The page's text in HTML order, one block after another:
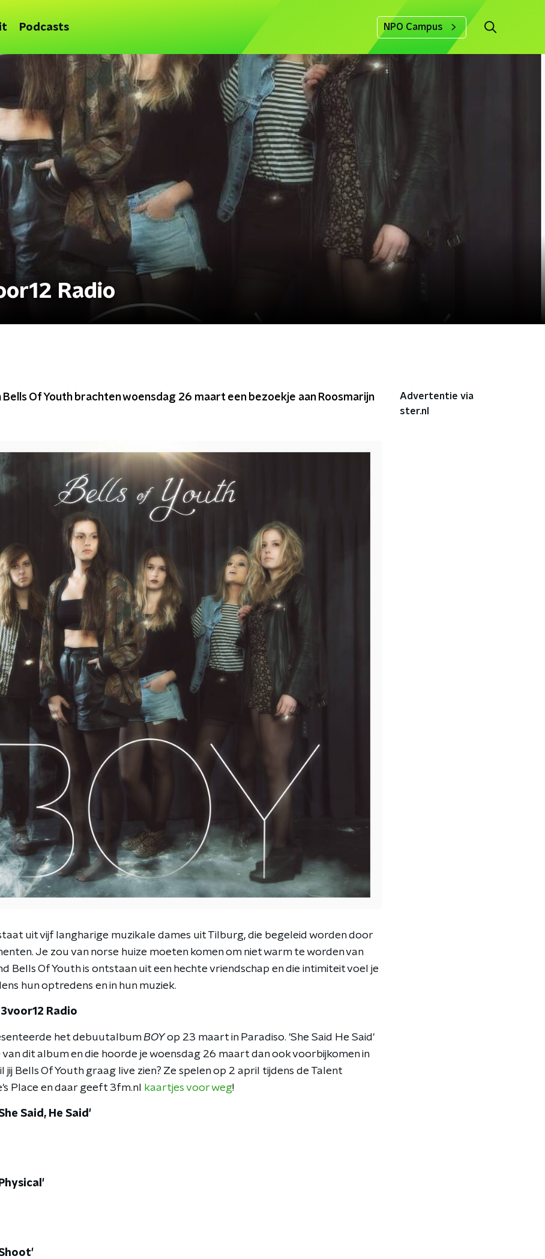
Podcasts NPO Campus
Radio
Bells Of Youth brachten woensdag 26 maart een bezoekje aan Roosmarijn
uit vijf langharige muzikale dames uit Tilburg, die begeleid worden door
Je zou van norse huize moeten komen om niet warm te worden van
Bells Of Youth is ontstaan uit een hechte vriendschap en die intimiteit voel je
hun optredens en in hun muziek.
Radio
het debuutalbum BOYop 23 maart in Paradiso. 'She Said He Said'
van dit album en die hoorde je woensdag 26 maart dan ook voorbijkomen in
jij Bells Of Youth graag live zien? Ze spelen op 2 april tijdens de Talent
Place en daar geeft 3fm.nl
kaartjes voor weg!
Said, He Said'
Advertentie via
ster.nl